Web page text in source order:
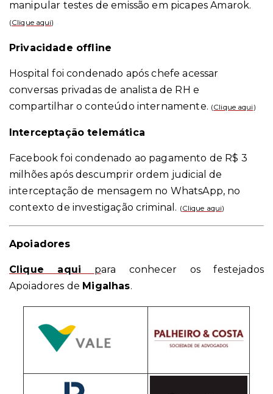
manipular testes de emissão em picapes Amarok.
(Clique aqui)
Privacidade offline
Hospital foi condenado após chefe acessar
conversas privadas de analista de RH e
compartilhar o conteúdo internamente. (Clique aqui )
Interceptação telemática
Facebook foi condenado ao pagamento de R$ 3
milhões após descumprir ordem judicial de
interceptação de mensagem no WhatsApp, no
contexto de investigação criminal. (Clique aqui)
Apoiadores
Clique aqui para conhecer os festejados
Apoiadores de Migalhas.